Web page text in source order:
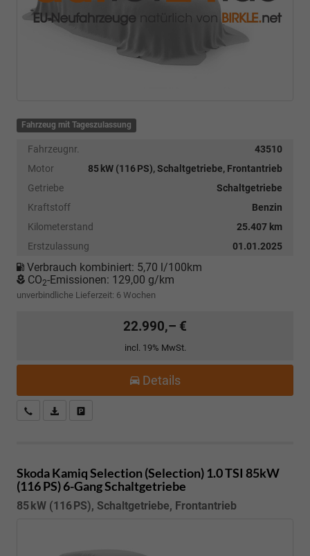
Fahrzeug mit Tageszulassung
Fahrzeugnr.
43510
Motor
85 kW (116 PS), Schaltgetriebe, Frontantrieb
Getriebe
Schaltgetriebe
Kraftstoff
Benzin
Kilometerstand
25.407 km
Erstzulassung
01.01.2025
Verbrauch kombiniert: 5,70 l/100km
CO2-Emissionen: 129,00 g/km
unverbindliche Lieferzeit: 6 Wochen
22.990,– €
incl. 19% MwSt.
Details
Kostenloser Rückruf-Service
PDF-Datei, Fahrzeugexposé drucken
Skoda KamiqSelection (Selection) 1.0 TSI 85kW
(116 PS) 6-Gang Schaltgetriebe
85 kW (116 PS), Schaltgetriebe, Frontantrieb